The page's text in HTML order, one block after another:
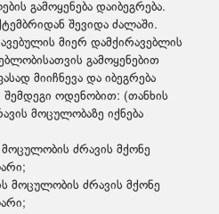
გამოყენება დაიბეგრება.
შევიდა ძალაში.
მიერ დამქირავებლის
გამოყენებით
მიიჩნევა და იბეგრება
შემდეგი ოდენობით: (თანხის
მოცულობაზე იქნება
მოცულობის ძრავის მქონე
მოცულობის ძრავის მქონე